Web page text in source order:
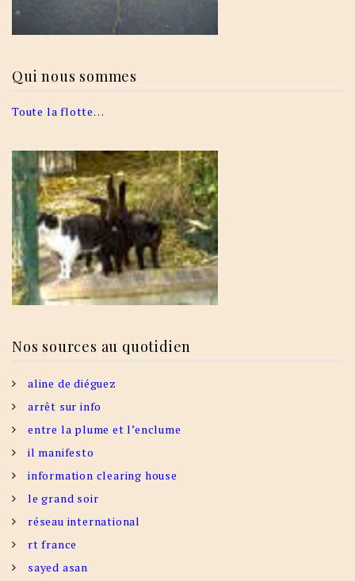
Qui nous sommes
Toute la flotte…
Nos sources au quotidien
aline de diéguez
arrêt sur info
entre la plume et l’enclume
il manifesto
information clearing house
le grand soir
réseau international
rt france
sayed asan